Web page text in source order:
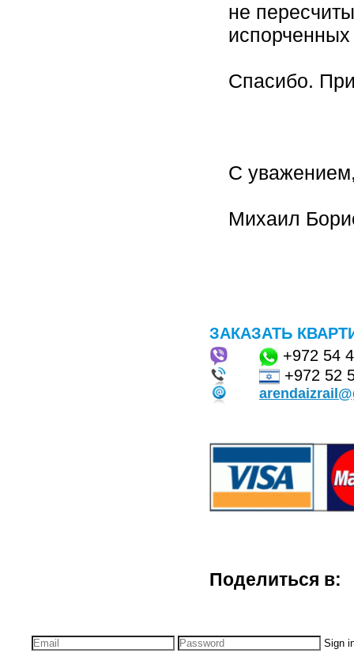
не
испорченных
Спасибо.
С
Михаил
ЗАКАЗАТЬ
+972 54
+972 52
Поделиться в:
Sign